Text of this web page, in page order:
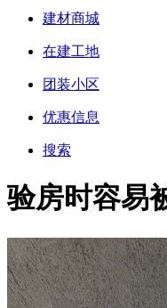
建材商城
在建工地
团装小区
优惠信息
搜索
验房时容易